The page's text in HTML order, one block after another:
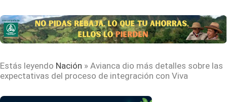
Estás leyendo Nación » Avianca dio más detalles sobre las
expectativas del proceso de integración con Viva